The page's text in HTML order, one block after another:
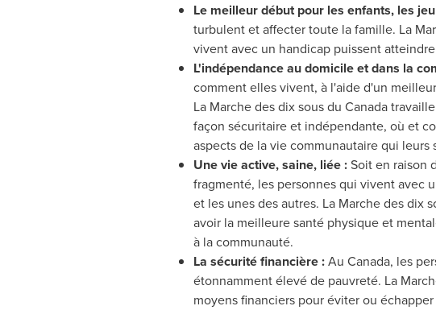
Le meilleur début pour les enfants, les
turbulent et affecter toute la famille. La
vivent avec un handicap puissent
L'indépendance au domicile et dans la
comment elles vivent, à l'aide d'un
La Marche des dix sous du Canada
façon sécuritaire et indépendante, où et
aspects de la vie communautaire qui leurs
Une vie active, saine, liée:Soit en raison
fragmenté, les personnes qui vivent avec
et les unes des autres. La Marche des dix
avoir la meilleure santé physique et
à la communauté.
La sécurité financière:Au Canada, les
étonnamment élevé de pauvreté. La
moyens financiers pour éviter ou